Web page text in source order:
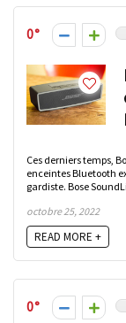
0
Ces derniers temps,
enceintes Bluetooth
gardiste. Bose
octobre 25, 2022
READ MORE +
0